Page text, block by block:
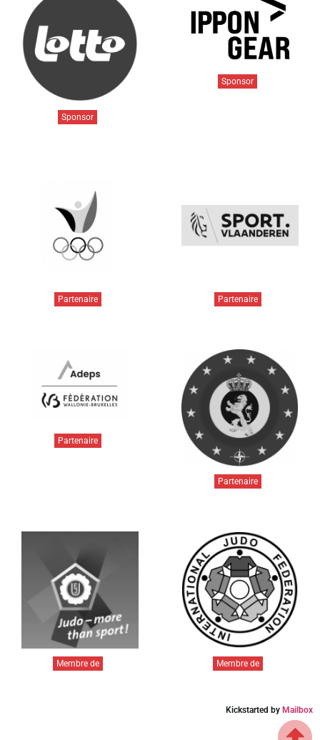
Sponsor
Sponsor
Partenaire Partenaire
Partenaire
Partenaire
Membre de Membre de
Kickstarted by Mailbox